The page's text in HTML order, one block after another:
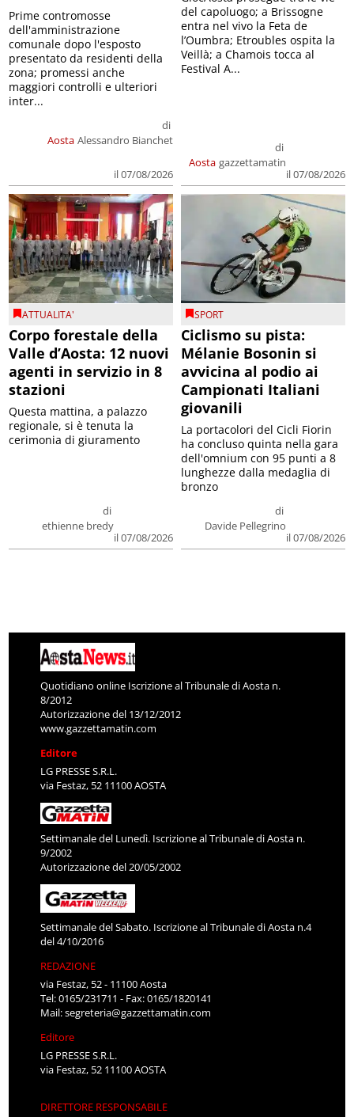
Aosta
di
Alessandro Bianchet
il 07/08/2026
Prime contromosse
dell'amministrazione
comunale dopo l'esposto
presentato da residenti della
zona; promessi anche
maggiori controlli e ulteriori
inter...
Aosta
di
gazzettamatin
il 07/08/2026
del capoluogo; a Brissogne
entra nel vivo la Feta de
l’Oumbra; Etroubles ospita la
Veillà; a Chamois tocca al
Festival A...
ATTUALITA'
Corpo forestale della
Valle d’Aosta: 12 nuovi
agenti in servizio in 8
stazioni
di
ethienne bredy
il 07/08/2026
Questa mattina, a palazzo
regionale, si è tenuta la
cerimonia di giuramento
SPORT
Ciclismo su pista:
Mélanie Bosonin si
avvicina al podio ai
Campionati Italiani
giovanili
di
Davide Pellegrino
il 07/08/2026
La portacolori del Cicli Fiorin
ha concluso quinta nella gara
dell'omnium con 95 punti a 8
lunghezze dalla medaglia di
bronzo
Quotidiano online Iscrizione al Tribunale di Aosta n.
8/2012
Autorizzazione del 13/12/2012
www.gazzettamatin.com
Editore
LG PRESSE S.R.L.
via Festaz, 52 11100 AOSTA
Settimanale del Lunedì. Iscrizione al Tribunale di Aosta n.
9/2002
Autorizzazione del 20/05/2002
Settimanale del Sabato. Iscrizione al Tribunale di Aosta n.4
del 4/10/2016
REDAZIONE
via Festaz, 52 - 11100 Aosta
Tel: 0165/231711 - Fax: 0165/1820141
Mail:segreteria@gazzettamatin.com
Editore
LG PRESSE S.R.L.
via Festaz, 52 11100 AOSTA
DIRETTORE RESPONSABILE